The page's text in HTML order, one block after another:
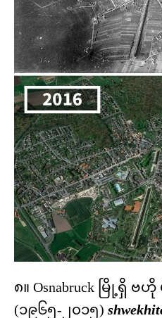
၈။ Osnabruck မြို့ရှိ ဗ
(၁၉၆၅-၂၀၁၅)